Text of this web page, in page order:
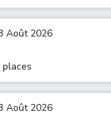
Août 2026
Août 2026